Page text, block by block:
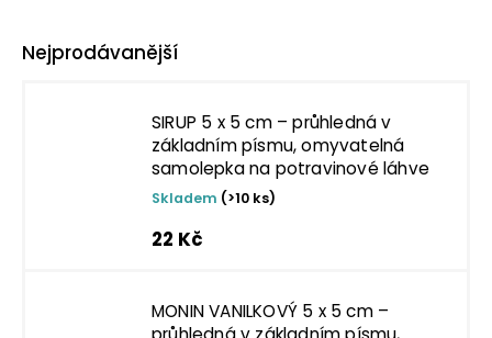
Nejprodávanější
SIRUP 5 x 5 cm – průhledná v
základním písmu, omyvatelná
samolepka na potravinové láhve
Skladem (>10 ks)
22 Kč
MONIN VANILKOVÝ 5 x 5 cm –